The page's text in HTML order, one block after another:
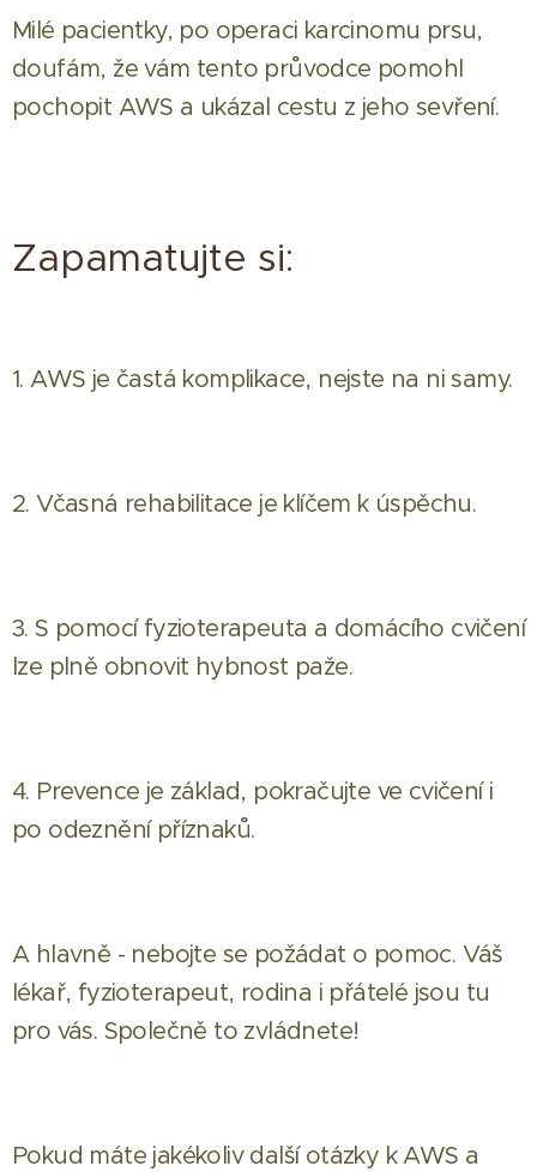
Milé pacientky, po operaci karcinomu prsu,
doufám, že vám tento průvodce pomohl
pochopit AWS a ukázal cestu z jeho sevření.
Zapamatujte si:
1. AWS je častá komplikace, nejste na ni samy.
2. Včasná rehabilitace je klíčem k úspěchu.
3. S pomocí fyzioterapeuta a domácího cvičení
lze plně obnovit hybnost paže.
4. Prevence je základ, pokračujte ve cvičení i
po odeznění příznaků.
A hlavně - nebojte se požádat o pomoc. Váš
lékař, fyzioterapeut, rodina i přátelé jsou tu
pro vás. Společně to zvládnete!
Pokud máte jakékoliv další otázky k AWS a